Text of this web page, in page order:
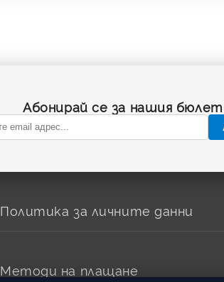
Абонирай се за нашия
Политика за личните данни
Методи на плащане